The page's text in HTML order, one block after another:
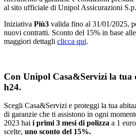
al sito ufficiale di Unipol Assicurazioni
Iniziativa Più3 valida fino al 31/01/2025,
nuovi contratti. Sconto del 15% in base
maggiori dettagli clicca qui.
Con Unipol Casa&Servizi la tua
h24.
Scegli Casa&Servizi e proteggi la tua
di garanzie che ti assistono in ogni
2023 hai i primi 3 mesi di polizza a 1
scelte, uno sconto del 15%.